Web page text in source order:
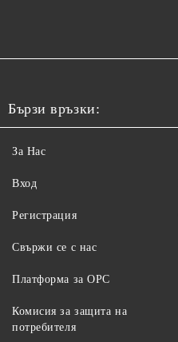
Бързи връзки:
За Нас
Вход
Регистрация
Свържи се с нас
Платформа за ОРС
Комисия за защита на
потребителя